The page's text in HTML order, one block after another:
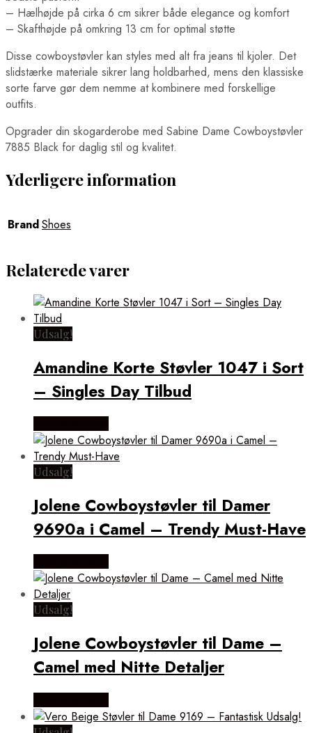
– Hælhøjde på cirka 6 cm sikrer både elegance og komfort
– Skafthøjde på omkring 13 cm for optimal støtte
Disse cowboystøvler kan styles med alt fra jeans til kjoler. Det
slidstærke materiale sikrer lang holdbarhed, mens den klassiske
sorte farve gør dem nemme at kombinere med forskellige
outfits.
Opgrader din skogarderobe med Sabine Dame Cowboystøvler
7885 Black for daglig stil og kvalitet.
Yderligere information
BrandShoes
Relaterede varer
Udsalg!
Amandine Korte Støvler 1047 i Sort
– Singles Day Tilbud
Udsalg!
Jolene Cowboystøvler til Damer
9690a i Camel – Trendy Must-Have
Udsalg!
Jolene Cowboystøvler til Dame –
Camel med Nitte Detaljer